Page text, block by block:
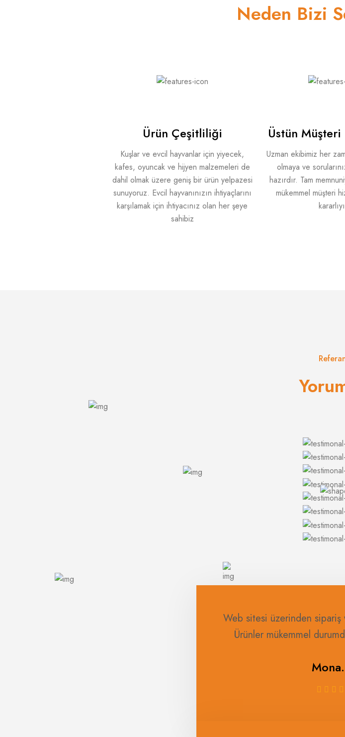
Neden Bizi
Ürün Çeşitliliği
Kuşlar ve evcil hayvanlar için yiyecek,
kafes, oyuncak ve hijyen malzemeleri de
dahil olmak üzere geniş bir ürün yelpazesi
sunuyoruz. Evcil hayvanınızın ihtiyaçlarını
karşılamak için ihtiyacınız olan her şeye
sahibiz
Üstün
Uzman ekibimiz her
olmaya ve
hazırdır. Tam
mükemmel müşteri
Web sitesi üzerinden sipariş
Ürünler mükemmel